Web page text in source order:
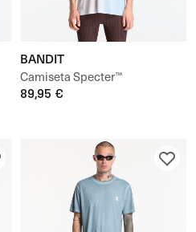
BANDIT
Camiseta Specter™
Performance Tee with
89,95 €